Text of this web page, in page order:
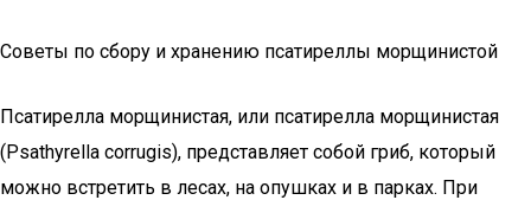
Советы по сбору и хранению псатиреллы морщинистой
Псатирелла морщинистая, или псатирелла морщинистая
(Psathyrella corrugis), представляет собой гриб, который
можно встретить в лесах, на опушках и в парках. При